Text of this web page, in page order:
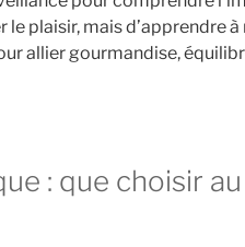
le plaisir, mais d’apprendre
allier gourmandise,
: que choisir